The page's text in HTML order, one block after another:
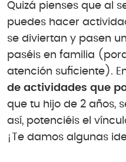
Quizá pienses que al
puedes hacer
se diviertan y pasen
paséis en familia
atención suficiente).
de actividades que
que tu hijo de 2 años,
así, potenciéis el
¡Te damos algunas